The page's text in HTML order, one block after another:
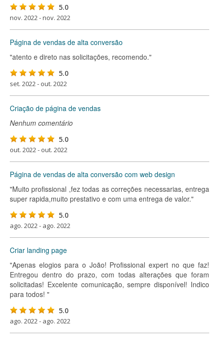
5.0
nov. 2022 - nov. 2022
Página de vendas de alta conversão
"atento e direto nas solicitações, recomendo."
5.0
set. 2022 - out. 2022
Criação de página de vendas
Nenhum comentário
5.0
out. 2022 - out. 2022
Página de vendas de alta conversão com web design
"Muito profissional ,fez todas as correções necessarias, entrega
super rapida,muito prestativo e com uma entrega de valor."
5.0
ago. 2022 - ago. 2022
Criar landing page
"Apenas elogios para o João! Profissional expert no que faz!
Entregou dentro do prazo, com todas alterações que foram
solicitadas! Excelente comunicação, sempre disponível! Indico
para todos! "
5.0
ago. 2022 - ago. 2022